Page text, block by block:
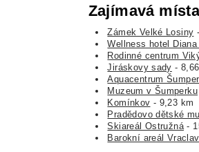
Zajímavá
Zámek Velké Losiny
Wellness hotel
Rodinné centrum
Jiráskovy sady -
Aquacentrum
Muzeum v Šumperku
Komínkov - 9,23 km
Pradědovo dětské
Skiareál Ostružná -
Barokní areál Vraclav